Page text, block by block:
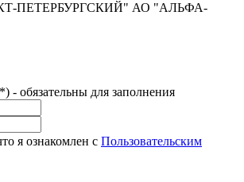
ПЕТЕРБУРГСКИЙ" АО "АЛЬФА-
- обязательны для заполнения
я ознакомлен с Пользовательским